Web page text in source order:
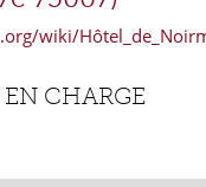
wiki/
CHARGE